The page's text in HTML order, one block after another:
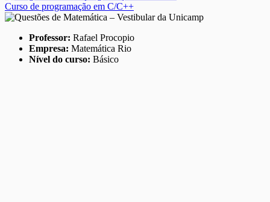
Curso de programação em C/C++
Professor: Rafael Procopio
Empresa: Matemática Rio
Nível do curso: Básico